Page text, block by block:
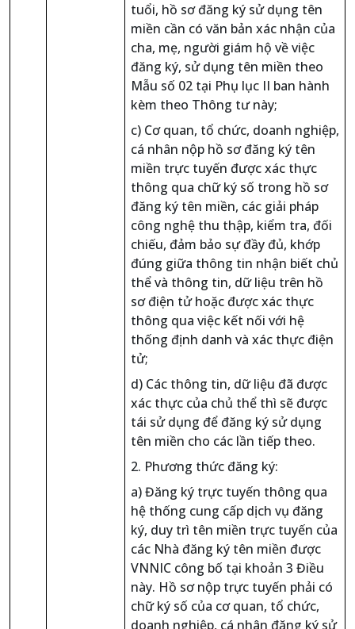
tuổi, hồ sơ đăng ký sử dụng tên
miền cần có văn bản xác nhận của
cha, mẹ, người giám hộ về việc
đăng ký, sử dụng tên miền theo
Mẫu số 02 tại Phụ lục II ban hành
kèm theo Thông tư này;
c) Cơ quan, tổ chức, doanh nghiệp,
cá nhân nộp hồ sơ đăng ký tên
miền trực tuyến được xác thực
thông qua chữ ký số trong hồ sơ
đăng ký tên miền, các giải pháp
công nghệ thu thập, kiểm tra, đối
chiếu, đảm bảo sự đầy đủ, khớp
đúng giữa thông tin nhận biết chủ
thể và thông tin, dữ liệu trên hồ
sơ điện tử hoặc được xác thực
thông qua việc kết nối với hệ
thống định danh và xác thực điện
tử;
d) Các thông tin, dữ liệu đã được
xác thực của chủ thể thì sẽ được
tái sử dụng để đăng ký sử dụng
tên miền cho các lần tiếp theo.
2. Phương thức đăng ký:
a) Đăng ký trực tuyến thông qua
hệ thống cung cấp dịch vụ đăng
ký, duy trì tên miền trực tuyến của
các Nhà đăng ký tên miền được
VNNIC công bố tại khoản 3 Điều
này. Hồ sơ nộp trực tuyến phải có
chữ ký số của cơ quan, tổ chức,
doanh nghiệp, cá nhân đăng ký sử